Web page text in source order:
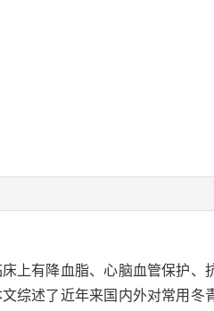
上有降血脂、心脑血管保护、
综述了近年来国内外对常用冬